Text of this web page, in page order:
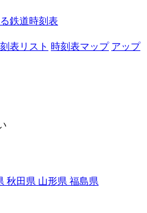
鉄道時刻表
表リスト 時刻表マップ アップ
秋田県 山形県 福島県